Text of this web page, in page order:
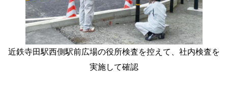
近鉄寺田駅西側駅前広場の役所検査を控えて、社内検査を
実施して確認